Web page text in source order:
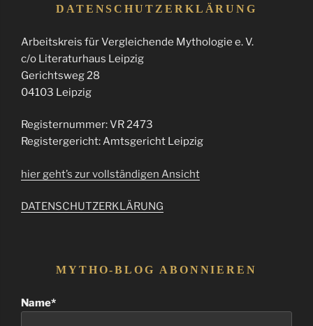
DATENSCHUTZERKLÄRUNG
Arbeitskreis für Vergleichende Mythologie e. V.
c/o Literaturhaus Leipzig
Gerichtsweg 28
04103 Leipzig
Registernummer: VR 2473
Registergericht: Amtsgericht Leipzig
hier geht’s zur vollständigen Ansicht
DATENSCHUTZERKLÄRUNG
MYTHO-BLOG ABONNIEREN
Name*